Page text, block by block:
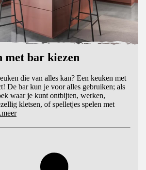
met bar kiezen
die van alles kan? Een keuken met
De bar kun je voor alles gebruiken; als
waar je kunt ontbijten, werken,
kletsen, of spelletjes spelen met
meer